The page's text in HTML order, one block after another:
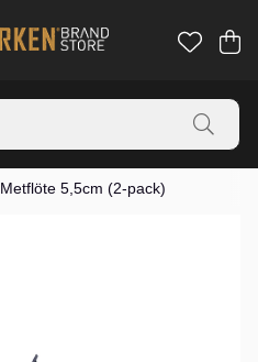
.
Metflöte 5,5cm (2-pack)